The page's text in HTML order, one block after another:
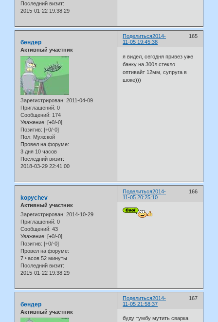
Последний визит:
2015-01-22 19:38:29
Поделиться 165
2014-
11-05 19:45:38
бендер
Активный участник
Зарегистрирован: 2011-04-09
Приглашений: 0
Сообщений: 174
Уважение: [+0/-0]
Позитив: [+0/-0]
Пол: Мужской
Провел на форуме:
3 дня 10 часов
Последний визит:
2018-03-29 22:41:00
я видел, сегодня привез уже
банку на 300л стекло
оптивайт 12мм, супруга в
шоке)))
Поделиться 166
2014-
11-05 20:25:10
kopychev
Активный участник
Зарегистрирован: 2014-10-29
Приглашений: 0
Сообщений: 43
Уважение: [+0/-0]
Позитив: [+0/-0]
Провел на форуме:
7 часов 52 минуты
Последний визит:
2015-01-22 19:38:29
Поделиться 167
2014-
11-05 21:58:37
бендер
Активный участник
буду тумбу мутить сварка